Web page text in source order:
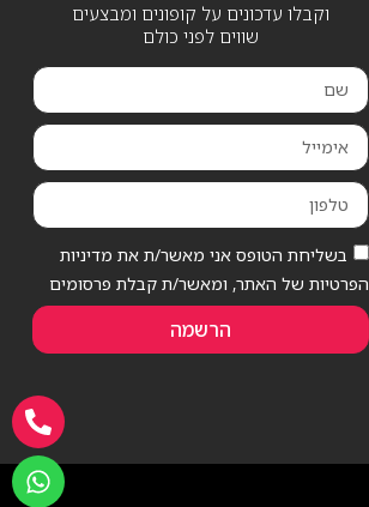
וקבלו עדכונים על קופונים ומבצעים
שווים לפני כולם
בשליחת הטופס אני מאשר/ת את מדיניות
הפרטיות של האתר, ומאשר/ת קבלת פרסומים
הרשמה